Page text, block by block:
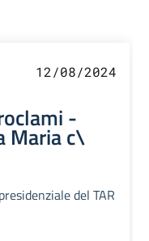
12/08/2024
-
Maria c\
del TAR